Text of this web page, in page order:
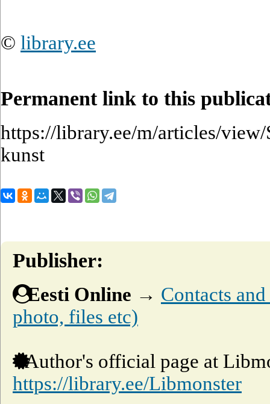
© library.ee
Permanent link to this
https://library.ee/m/articles/
kunst
Publisher:
Eesti Online → Contacts
photo, files etc)
Author's official page at
https://library.ee/Libmonster